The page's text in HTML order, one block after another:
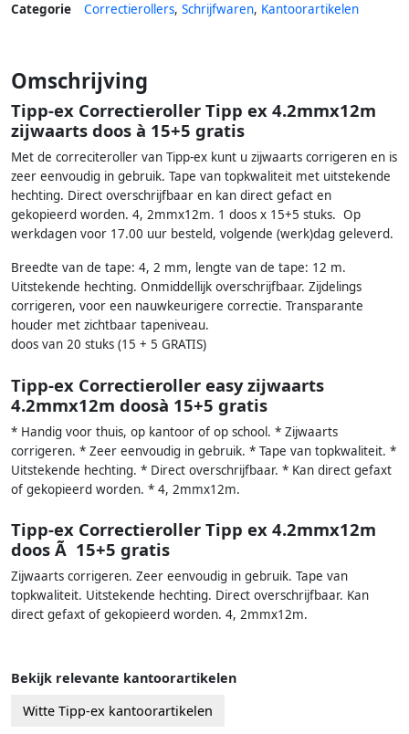
Categorie Correctierollers, Schrijfwaren, Kantoorartikelen
Omschrijving
Tipp-ex Correctieroller Tipp ex 4.2mmx12m
zijwaarts doos à 15+5 gratis
Met de correciteroller van Tipp-ex kunt u zijwaarts corrigeren en is
zeer eenvoudig in gebruik. Tape van topkwaliteit met uitstekende
hechting. Direct overschrijfbaar en kan direct gefact en
gekopieerd worden. 4, 2mmx12m. 1 doos x 15+5 stuks. Op
werkdagen voor 17.00 uur besteld, volgende (werk)dag geleverd.
Breedte van de tape: 4, 2 mm, lengte van de tape: 12 m.
Uitstekende hechting. Onmiddellijk overschrijfbaar. Zijdelings
corrigeren, voor een nauwkeurigere correctie. Transparante
houder met zichtbaar tapeniveau.
doos van 20 stuks (15 + 5 GRATIS)
Tipp-ex Correctieroller easy zijwaarts
4.2mmx12m doosà 15+5 gratis
* Handig voor thuis, op kantoor of op school. * Zijwaarts
corrigeren. * Zeer eenvoudig in gebruik. * Tape van topkwaliteit. *
Uitstekende hechting. * Direct overschrijfbaar. * Kan direct gefaxt
of gekopieerd worden. * 4, 2mmx12m.
Tipp-ex Correctieroller Tipp ex 4.2mmx12m
doos Ã 15+5 gratis
Zijwaarts corrigeren. Zeer eenvoudig in gebruik. Tape van
topkwaliteit. Uitstekende hechting. Direct overschrijfbaar. Kan
direct gefaxt of gekopieerd worden. 4, 2mmx12m.
Bekijk relevante kantoorartikelen
Witte Tipp-ex kantoorartikelen